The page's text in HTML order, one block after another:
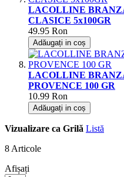
LACOLLINE
CLASICE 5x100GR
49.95 Ron
Adăugați in coș
LACOLLINE
PROVENCE 100 GR
10.99 Ron
Adăugați in coș
Vizualizare ca Grilă Listă
8 Articole
Afișați